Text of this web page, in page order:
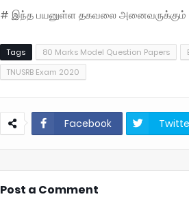
# இந்த பயனுள்ள தகவலை அனைவருக்கும்
Tags 80 Marks Model Question Papers
TNUSRB Exam 2020
Facebook
Post a Comment